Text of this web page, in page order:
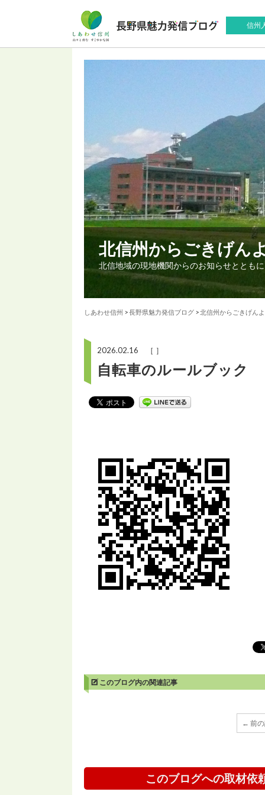
信州
北信州からごきげん
北信地域の現地機関からのお知らせととも
しあわせ信州 >長野県魅力発信ブログ >北信州からごきげん
2026.02.16 ［ ］
自転車のルールブック
このブログ内の関連記事
← 前
このブログへの取材依